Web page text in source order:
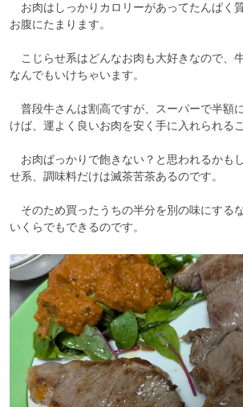
お肉はしっかりカロリーがあってたんぱく
お腹にたまります。
こじらせ系はどんなお肉も大好きなので、
なんでもいけちゃいます。
普段牛さんは割高ですが、スーパーで半額
けば、運よく良いお肉を安く手に入れられる
お肉ばっかりで飽きない？と思われるかも
せ系、調味料だけは滅茶苦茶あるのです。
そのため買ったうちの半分を別の味にする